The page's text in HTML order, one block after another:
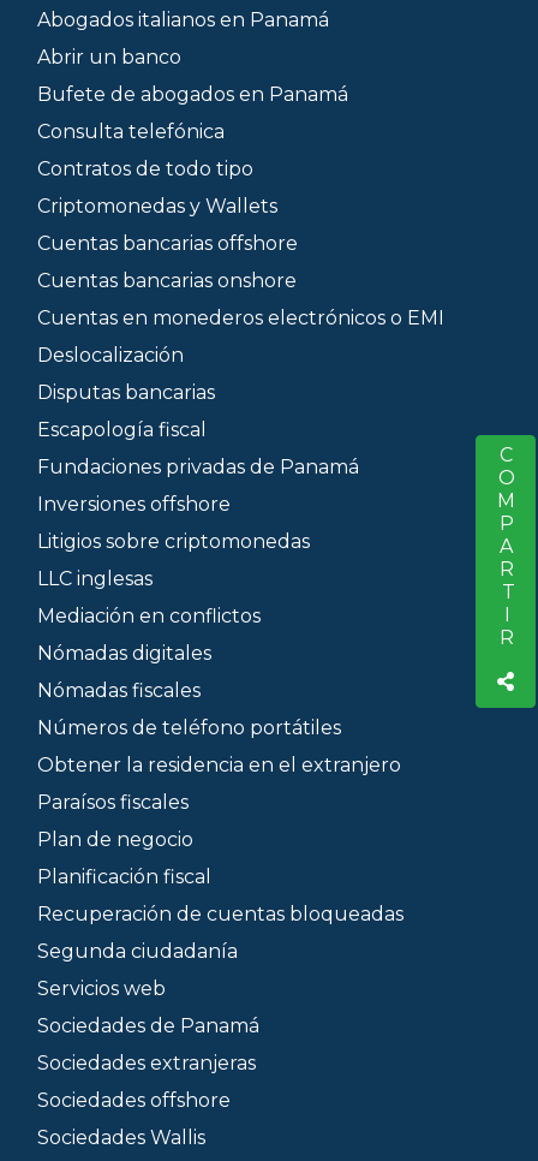
COMPARTIR
Abogados italianos en Panamá
Abrir un banco
Bufete de abogados en Panamá
Consulta telefónica
Contratos de todo tipo
Criptomonedas y Wallets
Cuentas bancarias offshore
Cuentas bancarias onshore
Cuentas en monederos electrónicos o EMI
Deslocalización
Disputas bancarias
Escapología fiscal
Fundaciones privadas de Panamá
Inversiones offshore
Litigios sobre criptomonedas
LLC inglesas
Mediación en conflictos
Nómadas digitales
Nómadas fiscales
Números de teléfono portátiles
Obtener la residencia en el extranjero
Paraísos fiscales
Plan de negocio
Planificación fiscal
Recuperación de cuentas bloqueadas
Segunda ciudadanía
Servicios web
Sociedades de Panamá
Sociedades extranjeras
Sociedades offshore
Sociedades Wallis